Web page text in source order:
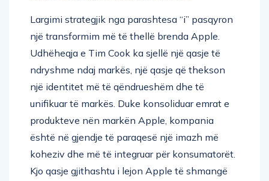
Largimi strategjik nga parashtesa “i” pasqyron
një transformim më të thellë brenda Apple.
Udhëheqja e Tim Cook ka sjellë një qasje të
ndryshme ndaj markës, një qasje që thekson
një identitet më të qëndrueshëm dhe të
unifikuar të markës. Duke konsoliduar emrat e
produkteve nën markën Apple, kompania
është në gjendje të paraqesë një imazh më
koheziv dhe më të integruar për konsumatorët.
Kjo qasje gjithashtu i lejon Apple të shmangë